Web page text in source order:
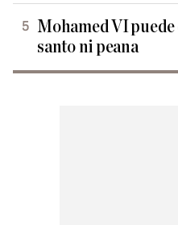
Mohamed VI
santo ni peana